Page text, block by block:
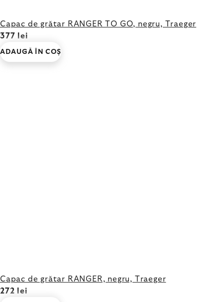
Capac de grătar RANGER TO GO, negru, Traeger
377 lei
ADAUGĂ ÎN COŞ
Capac de grătar RANGER, negru, Traeger
272 lei